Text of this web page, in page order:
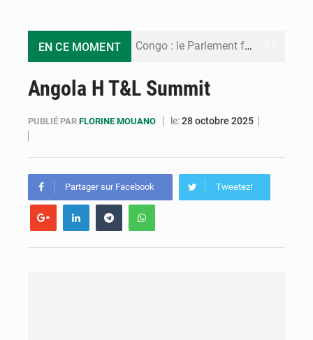
EN CE MOMENT Congo : le Parlement formule 28 recommandations sur le Cadre budgétaire 2027-2029
Angola H T&L Summit
PUBLIÉ PAR FLORINE MOUANO le:28 octobre 2025
Partager sur Facebook Tweetez!